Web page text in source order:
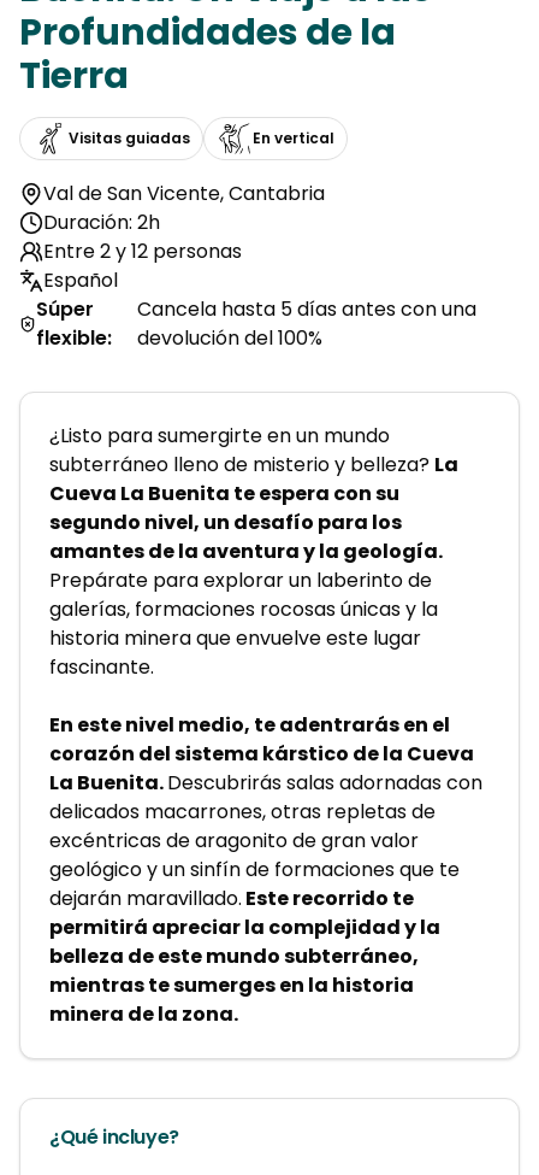
Profundidades de la
Tierra
Visitas guiadas En vertical
Val de San Vicente,Cantabria
Duración: 2h
Entre 2 y 12 personas
Español
Súper
flexible:
Cancela hasta 5 días antes con una
devolución del 100%
¿Listo para sumergirte en un mundo
subterráneo lleno de misterio y belleza? La
Cueva La Buenita te espera con su
segundo nivel, un desafío para los
amantes de la aventura y la geología.
Prepárate para explorar un laberinto de
galerías, formaciones rocosas únicas y la
historia minera que envuelve este lugar
fascinante.
En este nivel medio, te adentrarás en el
corazón del sistema kárstico de la Cueva
La Buenita. Descubrirás salas adornadas con
delicados macarrones, otras repletas de
excéntricas de aragonito de gran valor
geológico y un sinfín de formaciones que te
dejarán maravillado. Este recorrido te
permitirá apreciar la complejidad y la
belleza de este mundo subterráneo,
mientras te sumerges en la historia
minera de la zona.
¿Qué incluye?